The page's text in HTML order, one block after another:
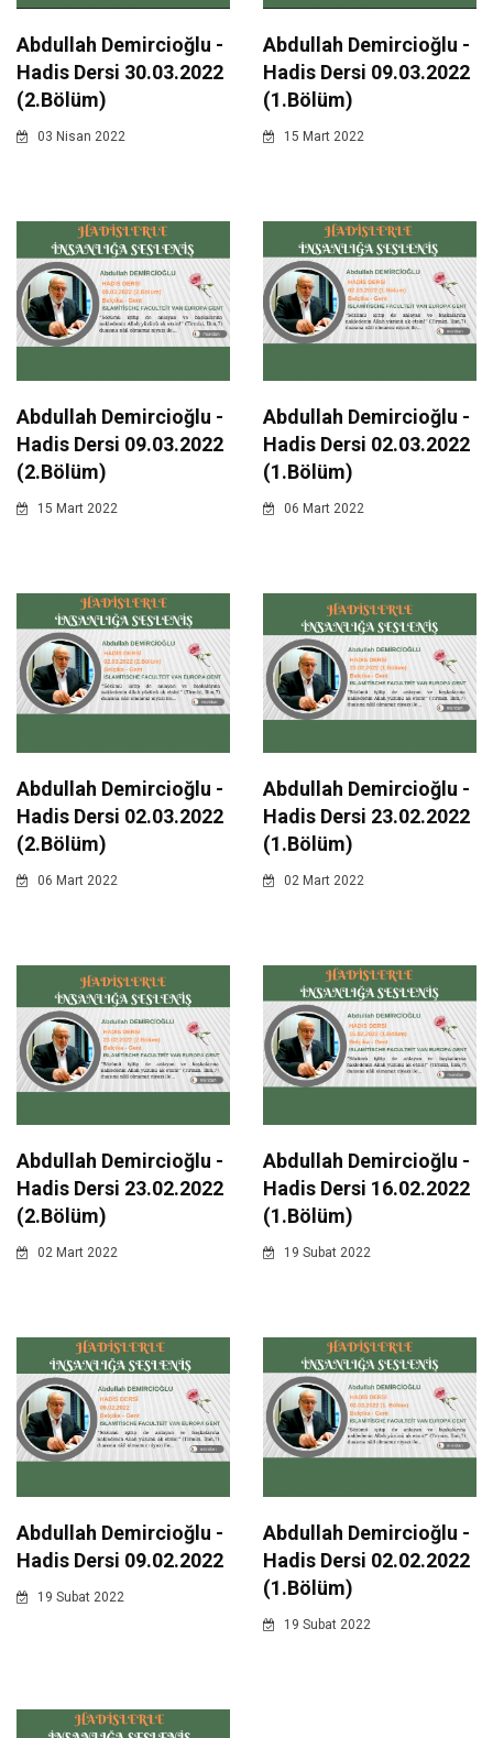
Abdullah Demircioğlu -
Hadis Dersi 30.03.2022
(2.Bölüm)
03 Nisan 2022
Abdullah Demircioğlu -
Hadis Dersi 09.03.2022
(1.Bölüm)
15 Mart 2022
Abdullah Demircioğlu -
Hadis Dersi 09.03.2022
(2.Bölüm)
15 Mart 2022
Abdullah Demircioğlu -
Hadis Dersi 02.03.2022
(1.Bölüm)
06 Mart 2022
Abdullah Demircioğlu -
Hadis Dersi 02.03.2022
(2.Bölüm)
06 Mart 2022
Abdullah Demircioğlu -
Hadis Dersi 23.02.2022
(1.Bölüm)
02 Mart 2022
Abdullah Demircioğlu -
Hadis Dersi 23.02.2022
(2.Bölüm)
02 Mart 2022
Abdullah Demircioğlu -
Hadis Dersi 16.02.2022
(1.Bölüm)
19 Subat 2022
Abdullah Demircioğlu -
Hadis Dersi 09.02.2022
19 Subat 2022
Abdullah Demircioğlu -
Hadis Dersi 02.02.2022
(1.Bölüm)
19 Subat 2022